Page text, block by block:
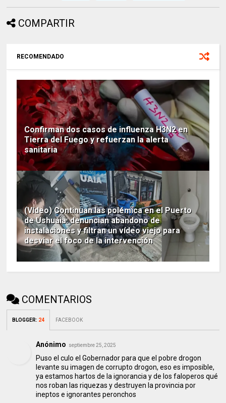
COMPARTIR
RECOMENDADO
Confirman dos casos de influenza H3N2 en
Tierra del Fuego y refuerzan la alerta
sanitaria
(Vídeo) Continuan las polémica en el Puerto
de Ushuaia: denuncian abandono de
instalaciones y filtran un vídeo viejo para
desviar el foco de la intervención
COMENTARIOS
BLOGGER: 24 FACEBOOK
Anónimo septiembre 25, 2025
Puso el culo el Gobernador para que el pobre drogon
levante su imagen de corrupto drogon, eso es imposible,
ya estamos hartos de la ignorancia y de los faloperos qué
nos roban las riquezas y destruyen la provincia por
ineptos e ignorantes peronchos